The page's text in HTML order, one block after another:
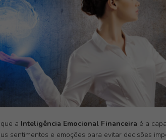
a Inteligência Emocional Financeira é a
sentimentos e emoções para evitar decisões